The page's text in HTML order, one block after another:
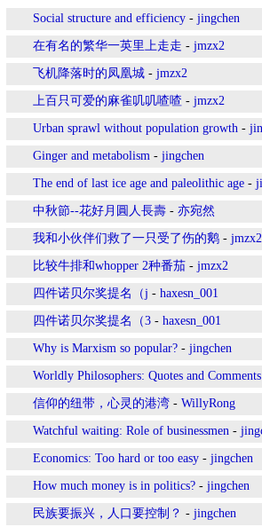
Social structure and efficiency - jingchen
在有名的繁华一英里上走走 - jmzx2
飞机降落时的凤凰城 - jmzx2
上百只可爱的麻雀叽叽喳喳 - jmzx2
Urban sprawl without population growth -
Ginger and metabolism - jingchen
The end of last ice age and paleolithic age -
中秋節--花好月圓人長壽 - 亦宛然
我和小伙伴们救了一只受了伤的鹅 - jmzx2
比较牛排和whopper 2种番茄 - jmzx2
四件诺贝尔奖提名（j - haxesn_001
四件诺贝尔奖提名（3 - haxesn_001
Why is Marxism so popular? - jingchen
Worldly Philosophers: Quotes and Comments
信仰的纽带，心灵的港湾 - WillyRong
Watchful waiting: Role of businessmen -
Economics: Too hard or too easy - jingchen
How much money is in politics? - jingchen
民族要振兴，人口要控制？ - jingchen